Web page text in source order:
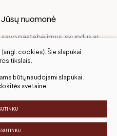
nuomonė
pastebėjimus, skundus ar
mus
saugomos. ©
parinktys
cookies). Šie slapukai
tikslais.
būtų naudojami slapukai,
svetaine.